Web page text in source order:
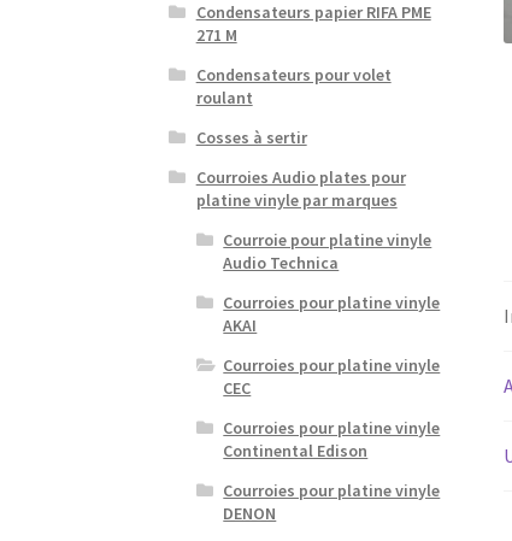
Condensateurs papier RIFA PME
271 M
Condensateurs pour volet
roulant
Cosses à sertir
Courroies Audio plates pour
platine vinyle par marques
Courroie pour platine vinyle
Audio Technica
Courroies pour platine vinyle
AKAI
Courroies pour platine vinyle
CEC
Courroies pour platine vinyle
Continental Edison
Courroies pour platine vinyle
DENON